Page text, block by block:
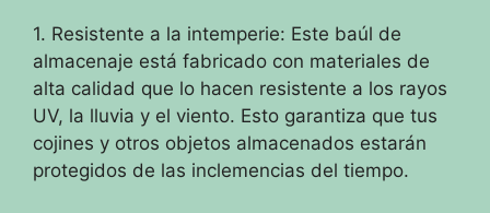
1. Resistente a la intemperie: Este baúl de
almacenaje está fabricado con materiales de
alta calidad que lo hacen resistente a los rayos
UV, la lluvia y el viento. Esto garantiza que tus
cojines y otros objetos almacenados estarán
protegidos de las inclemencias del tiempo.